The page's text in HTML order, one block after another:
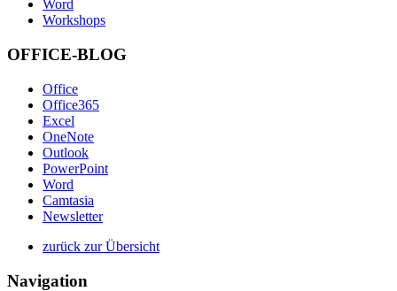
Word
Workshops
OFFICE-BLOG
Office
Office365
Excel
OneNote
Outlook
PowerPoint
Word
Camtasia
Newsletter
zurück zur Übersicht
Navigation